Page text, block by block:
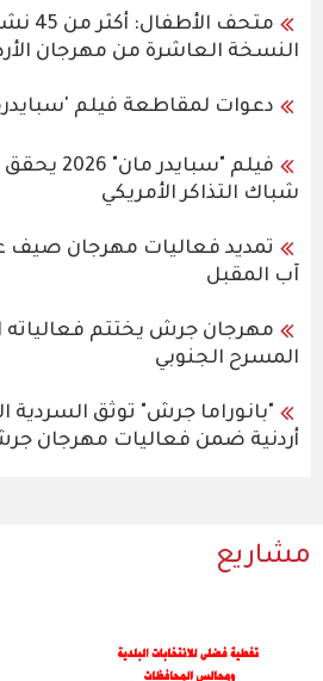
متحف
النسخة العاشرة من مهرجان
دعوات لمقاطعة فيلم
فيلم
شباك التذاكر الأمريكي
آب المقبل
مهرجان جرش يختتم فعالياته
المسرح الجنوبي
"بانوراما جرش" توثق
أردنية ضمن فعاليات مهرجان
مشاريع